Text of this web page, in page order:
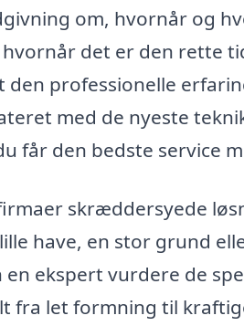
om, hvornår og
det er den rette
professionelle
med de nyeste
får den bedste service
skræddersyede
have, en stor grund
ekspert vurdere de
fra let formning til